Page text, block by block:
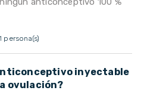
persona(s)
inyectable
ovulación?